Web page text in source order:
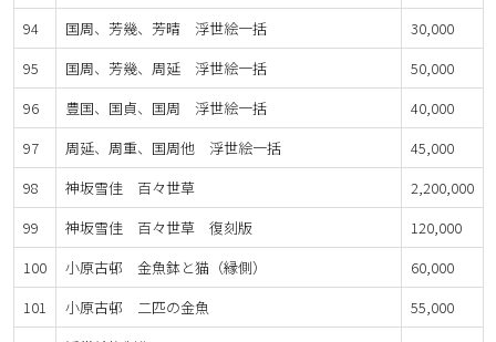
94 国周、芳幾、芳晴 浮世絵一括
30,000
95
国周、芳幾、周延 浮世絵一括
50,000
96
豊国、国貞、国周 浮世絵一括
40,000
97
周延、周重、国周他 浮世絵一括
45,000
98
神坂雪佳 百々世草
2,200,000
99
神坂雪佳 百々世草 復刻版
120,000
100
小原古邨 金魚鉢と猫（縁側）
60,000
101
小原古邨 二匹の金魚
55,000